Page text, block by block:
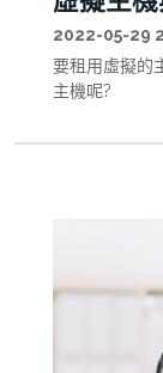
2022-05-29
要租用虛擬的
主機呢?